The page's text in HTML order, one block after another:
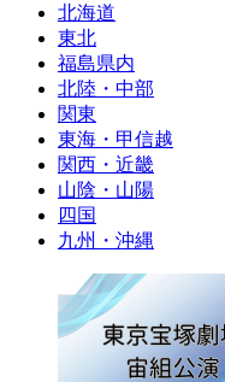
北海道
東北
福島県内
北陸・中部
関東
東海・甲信越
関西・近畿
山陰・山陽
四国
九州・沖縄